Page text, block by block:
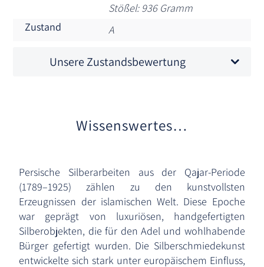
Stößel: 936 Gramm
Zustand
A
Unsere Zustandsbewertung
Wissenswertes…
Persische Silberarbeiten aus der Qajar-Periode
(1789–1925) zählen zu den kunstvollsten
Erzeugnissen der islamischen Welt. Diese Epoche
war geprägt von luxuriösen, handgefertigten
Silberobjekten, die für den Adel und wohlhabende
Bürger gefertigt wurden. Die Silberschmiedekunst
entwickelte sich stark unter europäischem Einfluss,